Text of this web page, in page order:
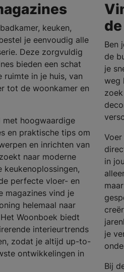
keuken,
je eenvoudig alle
Deze zorgvuldig
bieden een schat
ruimte in je huis, van
tot de woonkamer en
met hoogwaardige
en praktische tips om
en inrichten van
naar moderne
keukenoplossingen,
perfecte vloer- en
magazines vind je
helemaal naar
Woonboek biedt
interieurtrends
zodat je altijd up-to-
ontwikkelingen in
Ben
de
je
weg
in
je
Bij